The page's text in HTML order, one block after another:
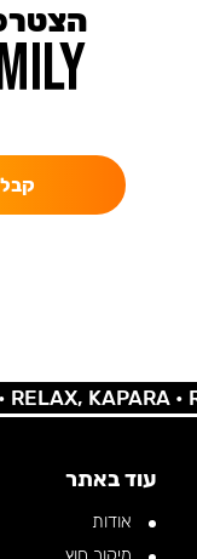
KAPARA •
עוד באתר
אודות